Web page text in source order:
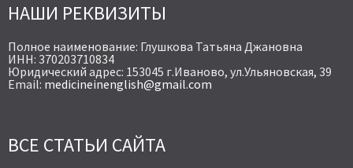
НАШИ РЕКВИЗИТЫ
Полное наименование: Глушкова Татьяна Джановна
ИНН: 370203710834
Юридический адрес: 153045 г.Иваново, ул.Ульяновская, 39
Email: medicineinenglish@gmail.com
ВСЕ СТАТЬИ САЙТА